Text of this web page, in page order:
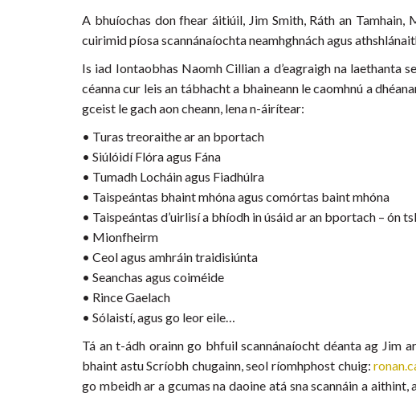
A bhuíochas don fhear áitiúil, Jim Smith, Ráth an
cuirimid píosa scannánaíochta neamhghnách agus
Is iad Iontaobhas Naomh Cillian a d’eagraigh na laethanta
céanna cur leis an tábhacht a bhaineann le caomhnú a
gceist le gach aon cheann, lena n-áirítear:
• Turas treoraithe ar an bportach
• Siúlóidí Flóra agus Fána
• Tumadh Locháin agus Fiadhúlra
• Taispeántas bhaint mhóna agus comórtas baint mhóna
• Taispeántas d’uirlisí a bhíodh in úsáid ar an bportach – ón
• Mionfheirm
• Ceol agus amhráin traidisiúnta
• Seanchas agus coiméide
• Rince Gaelach
• Sólaistí, agus go leor eile…
Tá an t-ádh orainn go bhfuil scannánaíocht déanta ag Jim
bhaint astu Scríobh chugainn, seol ríomhphost chuig:
go mbeidh ar a gcumas na daoine atá sna scannáin a